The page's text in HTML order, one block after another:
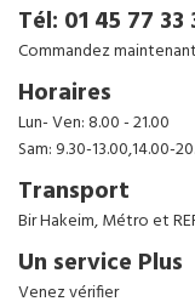
Tél: 01 45 77 33
Commandez
Horaires
Lun- Ven: 8.00 - 21.00
Sam: 9.30-13.00,14.00-
Transport
Bir Hakeim, Métro et
Un service Plus
Venez vérifier